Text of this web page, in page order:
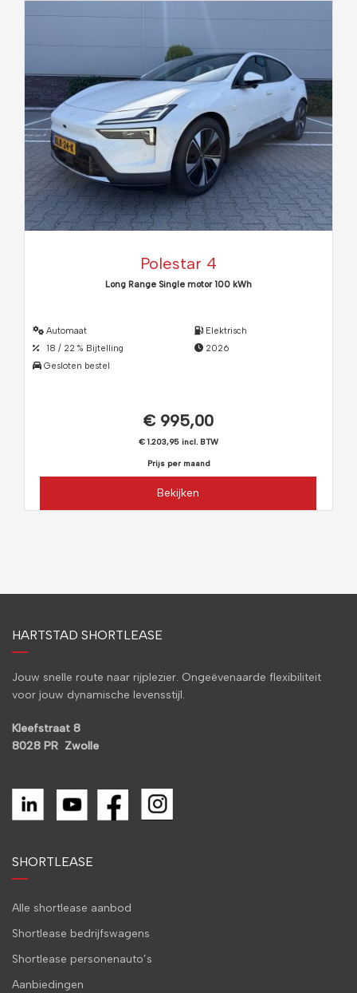
Polestar 4
Long Range Single motor 100 kWh
Automaat
18 / 22 % Bijtelling
Gesloten bestel
Elektrisch
2026
€ 995,00
€ 1.203,95 incl. BTW
Prijs per maand
Bekijken
HARTSTAD SHORTLEASE
Jouw snelle route naar rijplezier. Ongeëvenaarde flexibiliteit
voor jouw dynamische levensstijl.
Kleefstraat 8
8028 PR Zwolle
SHORTLEASE
Alle shortlease aanbod
Shortlease bedrijfswagens
Shortlease personenauto’s
Aanbiedingen